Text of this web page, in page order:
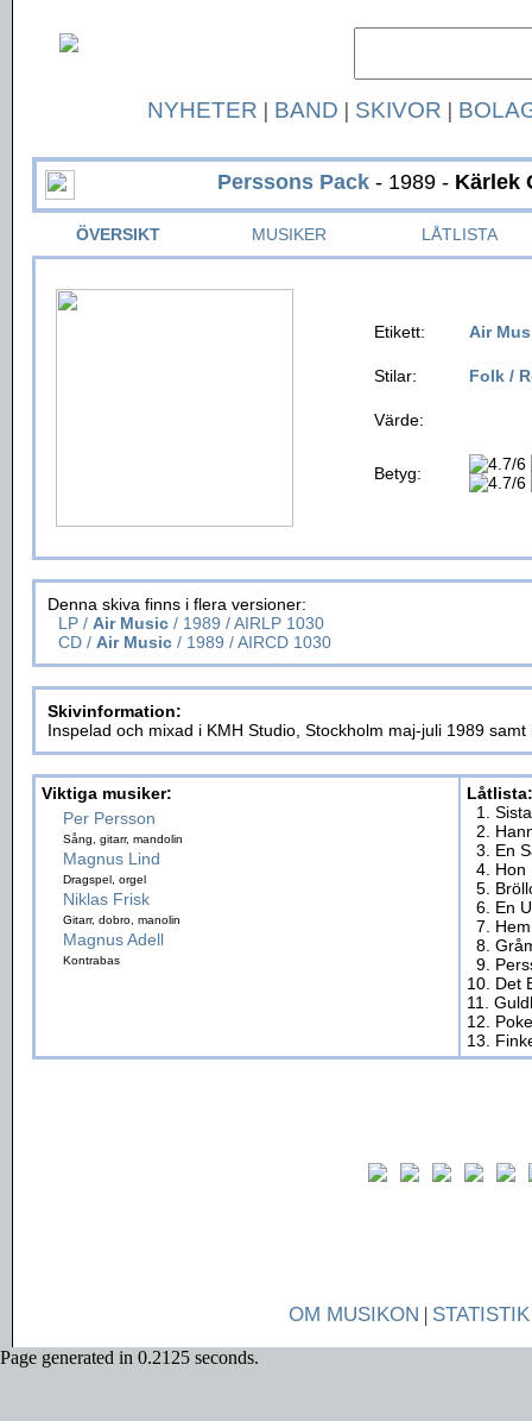
NYHETER | BAND | SKIVOR |
Perssons Pack - 1989 - Kärlek
ÖVERSIKT MUSIKER LÅTLISTA
Etikett: Air
Stilar: Folk /
Värde:
Betyg:
Denna skiva finns i flera versioner:
LP / Air Music / 1989 / AIRLP 1030
CD / Air Music / 1989 / AIRCD 1030
Skivinformation:
Inspelad och mixad i KMH Studio, Stockholm maj-juli 1989
Viktiga musiker:
Per Persson
Sång, gitarr, mandolin
Magnus Lind
Dragspel, orgel
Niklas Frisk
Gitarr, dobro, manolin
Magnus Adell
Kontrabas
Låtlista:
1.
2.
3. En
4. Hon
5.
6. En
7.
8.
9.
10. Det
11.
12.
13.
OM MUSIKON | STATISTIK
Page generated in 0.2125 seconds.